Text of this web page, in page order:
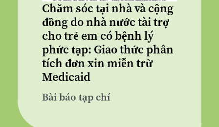
Chăm sóc tại nhà và cộng
đồng do nhà nước tài trợ
cho trẻ em có bệnh lý
phức tạp: Giao thức phân
tích đơn xin miễn trừ
Medicaid
Bài báo tạp chí